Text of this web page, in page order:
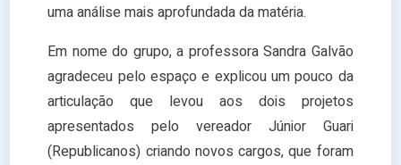
uma análise mais aprofundada da matéria.
Em nome do grupo, a professora Sandra Galvão
agradeceu pelo espaço e explicou um pouco da
articulação que levou aos dois projetos
apresentados pelo vereador Júnior Guari
(Republicanos) criando novos cargos, que foram